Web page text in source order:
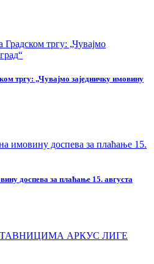
тргу: „Чувајмо заједничку имовину
доспева за плаћање 15. августа